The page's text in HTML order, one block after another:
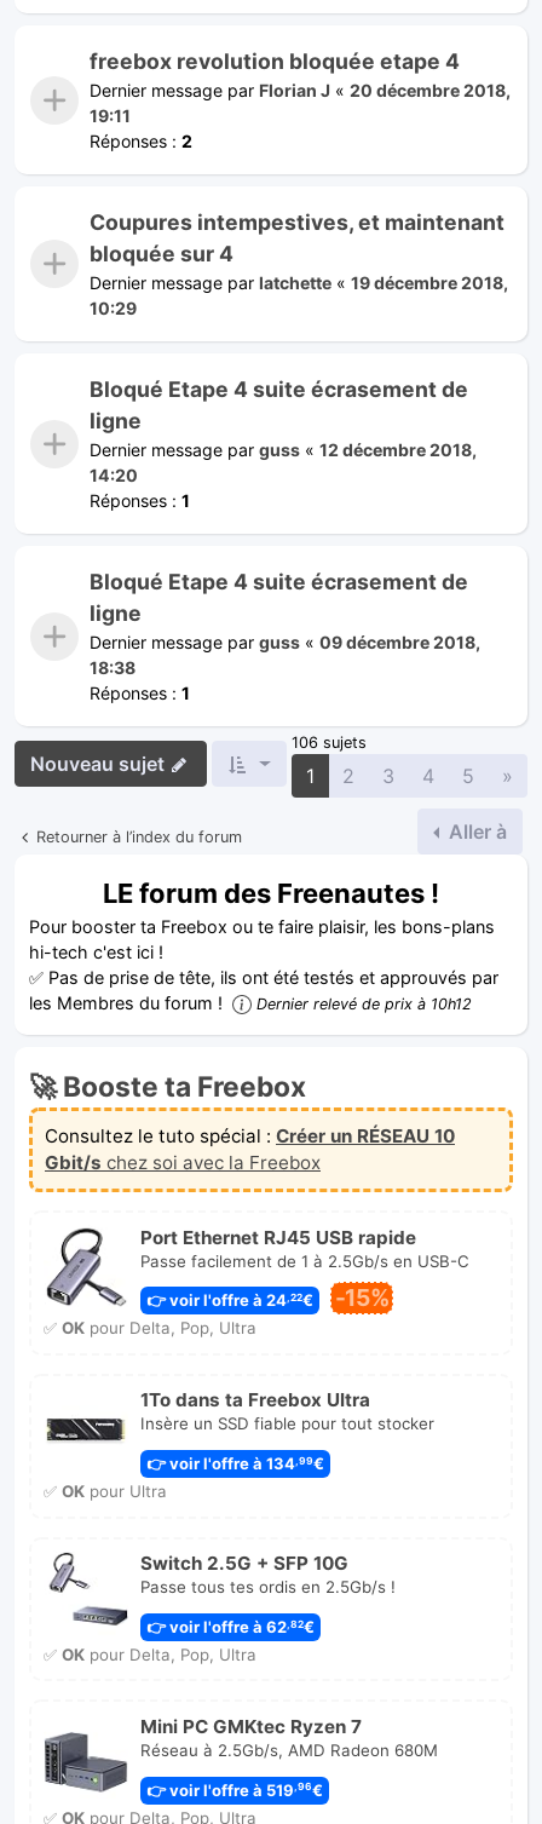
freebox revolution bloquée etape 4
Dernier message par Florian J « 20 décembre 2018,
19:11
Réponses : 2
Coupures intempestives, et maintenant
bloquée sur 4
Dernier message par latchette « 19 décembre 2018,
10:29
Bloqué Etape 4 suite écrasement de
ligne
Dernier message par guss « 12 décembre 2018,
14:20
Réponses : 1
Bloqué Etape 4 suite écrasement de
ligne
Dernier message par guss « 09 décembre 2018,
18:38
Réponses : 1
Nouveau sujet
106 sujets
1 2 3 4 5 »
Retourner à l’index du forum Aller à
LE forum des Freenautes !
Pour booster ta Freebox ou te faire plaisir, les bons-plans
hi-tech c'est ici !
✅ Pas de prise de tête, ils ont été testés et approuvés par
les Membres du forum !
Dernier relevé de prix à 10h12
🚀 Booste ta Freebox
Consultez le tuto spécial : Créer un RÉSEAU 10
Gbit/s chez soi avec la Freebox
Port Ethernet RJ45 USB rapide
Passe facilement de 1 à 2.5Gb/s en USB-C
👉 voir l'offre à 24 ,22€ -15%
✅ OKpour Delta, Pop, Ultra
1To dans ta Freebox Ultra
Insère un SSD fiable pour tout stocker
👉 voir l'offre à 134 ,99€
✅ OKpour Ultra
Switch 2.5G + SFP 10G
Passe tous tes ordis en 2.5Gb/s !
👉 voir l'offre à 62,82€
✅ OKpour Delta, Pop, Ultra
Mini PC GMKtec Ryzen 7
Réseau à 2.5Gb/s, AMD Radeon 680M
👉 voir l'offre à 519,96€
✅ OKpour Delta, Pop, Ultra